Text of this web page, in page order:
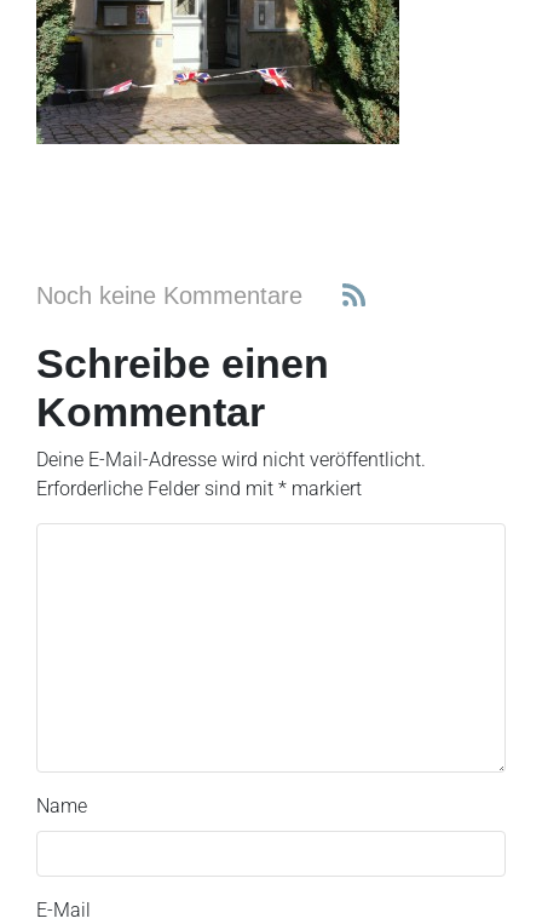
Noch keine Kommentare
Schreibe einen
Kommentar
Deine E-Mail-Adresse wird nicht veröffentlicht.
Erforderliche Felder sind mit * markiert
Name
E-Mail